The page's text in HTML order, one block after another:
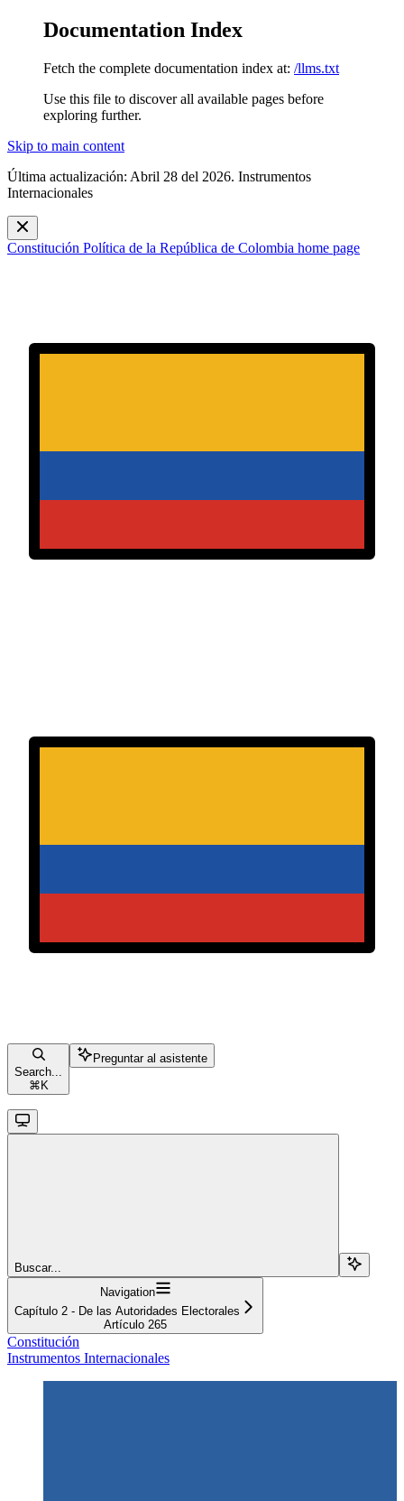
Documentation Index
Fetch the complete documentation index at: /llms.txt
Use this file to discover all available pages before
exploring further.
Skip to main content
Última actualización: Abril 28 del 2026. Instrumentos
Internacionales
Constitución Política de la República de Colombia home page
Search...
⌘ K
Preguntar al asistente
Buscar...
Navigation
Capítulo 2 - De las Autoridades Electorales
Artículo 265
Constitución
Instrumentos Internacionales